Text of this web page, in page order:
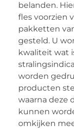
belanden.
fles voorzien
pakketten
gesteld. U
kwaliteit wat
worden
producten
waarna deze
kunnen
omkijken